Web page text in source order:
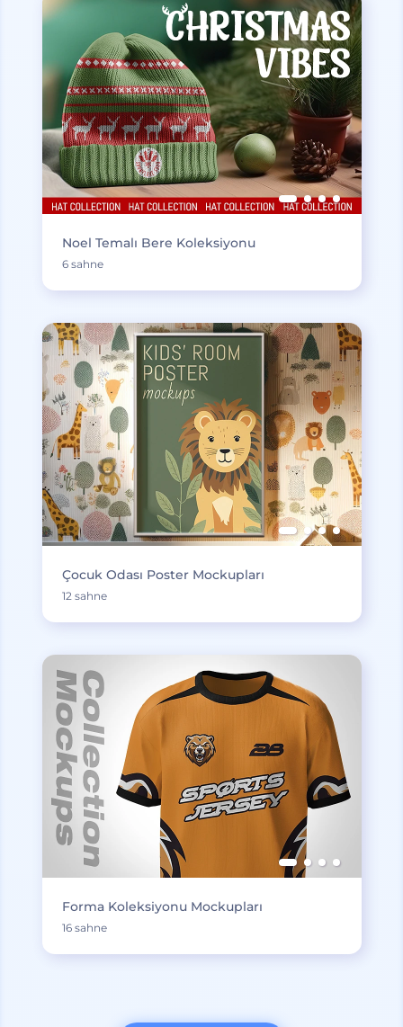
Noel Temalı Bere Koleksiyonu
6 sahne
Çocuk Odası Poster Mockupları
12 sahne
Forma Koleksiyonu Mockupları
16 sahne